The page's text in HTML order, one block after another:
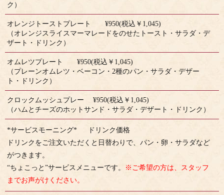
ク）
オレンジトーストプレート ¥950(税込￥1,045)
（オレンジスライスマーマレードをのせたトースト・サラダ・デ
ザート・ドリンク）
オムレツプレート ¥950(税込￥1,045)
（プレーンオムレツ・ベーコン・2種のパン・サラダ・デザー
ト・ドリンク）
クロックムッシュプレー ¥950(税込￥1,045)
（ハムとチーズのホットサンド・サラダ・デザート・ドリンク）
*サービスモーニング* ドリンク価格
ドリンクをご注文いただくと日替わりで、パン・卵・サラダなど
がつきます。
“ちょこっと”サービスメニューです。
※ご希望の方は、スタッフ
までお声がけください。